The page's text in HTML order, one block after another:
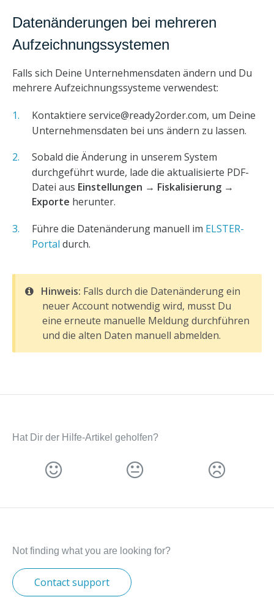
Datenänderungen bei mehreren
Aufzeichnungssystemen
Falls sich Deine Unternehmensdaten ändern und Du
mehrere Aufzeichnungssysteme verwendest:
Kontaktiere service@ready2order.com, um Deine
Unternehmensdaten bei uns ändern zu lassen.
Sobald die Änderung in unserem System
durchgeführt wurde, lade die aktualisierte PDF-
Datei aus Einstellungen → Fiskalisierung →
Exporte herunter.
Führe die Datenänderung manuell im ELSTER-
Portal durch.
Hinweis: Falls durch die Datenänderung ein
neuer Account notwendig wird, musst Du
eine erneute manuelle Meldung durchführen
und die alten Daten manuell abmelden.
Hat Dir der Hilfe-Artikel geholfen?
Not finding what you are looking for?
Contact support